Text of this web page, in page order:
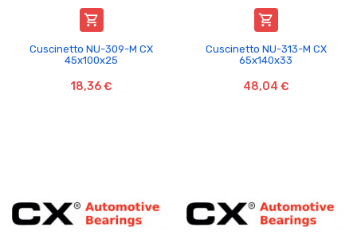

Cuscinetto NU-309-M CX
45x100x25
18,36 €

Cuscinetto NU-313-M CX
65x140x33
48,04 €